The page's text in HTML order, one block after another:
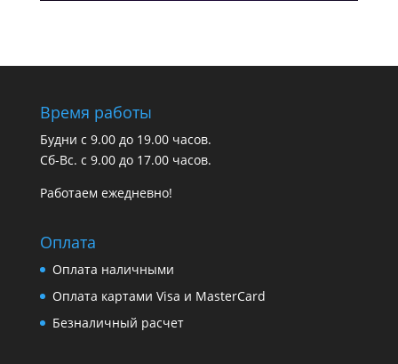
Время работы
Будни с 9.00 до 19.00 часов.
Сб-Вс. с 9.00 до 17.00 часов.
Работаем ежедневно!
Оплата
Оплата наличными
Оплата картами Visa и MasterCard
Безналичный расчет